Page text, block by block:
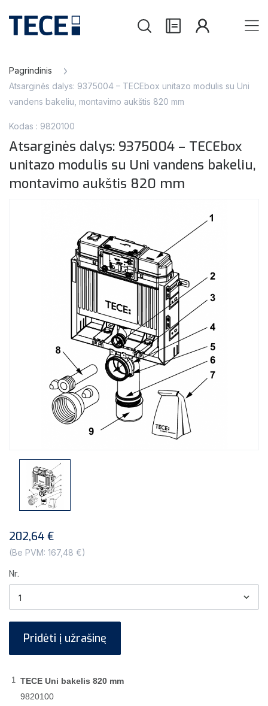
Pagrindinis
Atsarginės dalys: 9375004 – TECEbox unitazo modulis su Uni
vandens bakeliu, montavimo aukštis 820 mm
Kodas : 9820100
Atsarginės dalys: 9375004 – TECEbox
unitazo modulis su Uni vandens bakeliu,
montavimo aukštis 820 mm
202,64 €
(Be PVM: 167,48 €)
Nr.
Pridėti į užrašinę
1 TECE Uni bakelis 820 mm
9820100